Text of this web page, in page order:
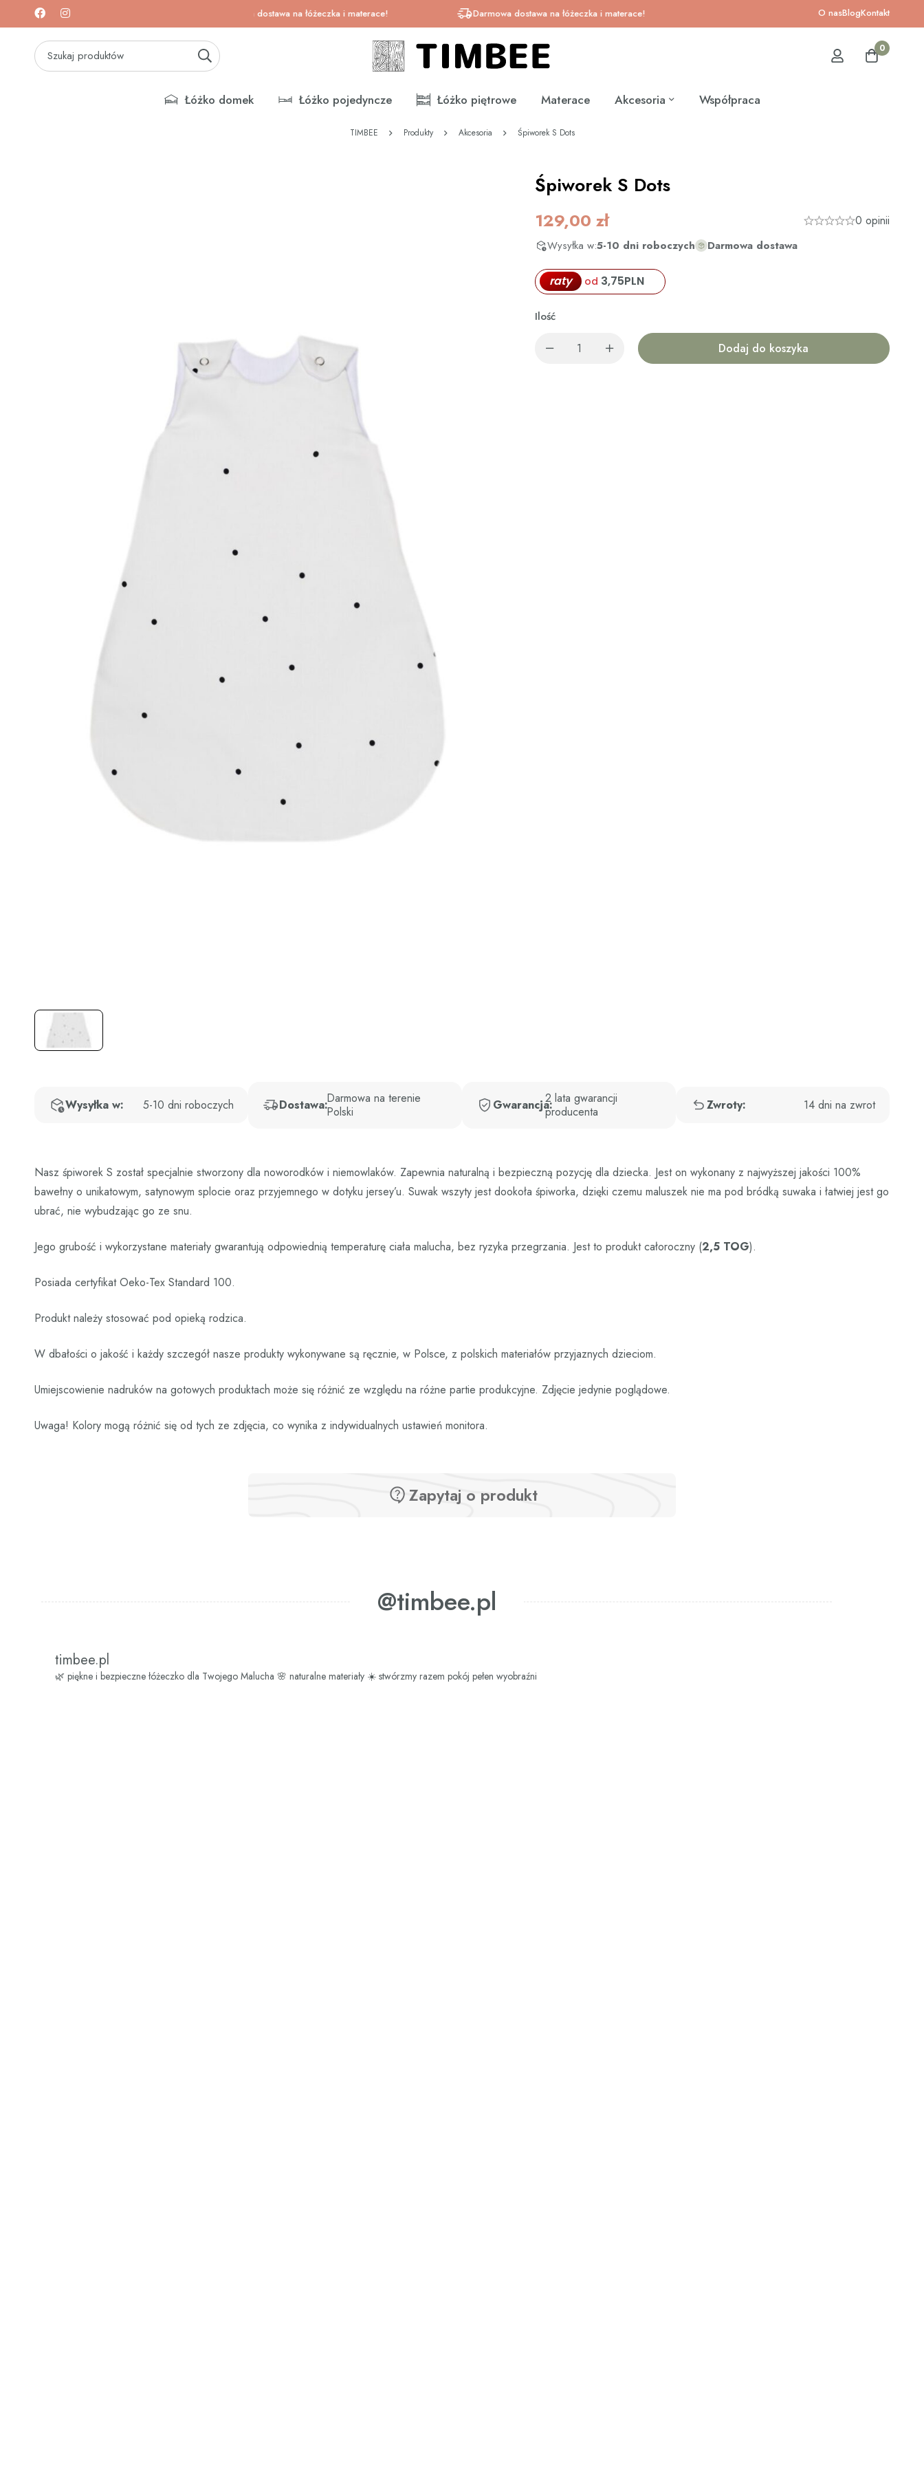
na łóżeczka i materace! Darmowa dostawa na łóżeczka i materace! Darmowa dostawa na łóżeczka i materace! O nasBlogKontakt
0
Łóżko domek Łóżko pojedyncze Łóżko piętrowe Materace Akcesoria Współpraca
TIMBEE Produkty Akcesoria Śpiworek S Dots
Śpiworek S Dots
129,00 zł 0 opinii
Wysyłka w:5-10 dni roboczych Darmowa dostawa
raty od 3,75PLN
Ilość
Dodaj do koszyka
Wysyłka w: 5-10 dni roboczych Dostawa:Darmowa na terenie
Polski
Gwarancja:2 lata gwarancji
producenta
Zwroty: 14 dni na zwrot
Nasz śpiworek S został specjalnie stworzony dla noworodków i niemowlaków. Zapewnia naturalną i bezpieczną pozycję dla dziecka. Jest on wykonany z najwyższej jakości 100%
bawełny o unikatowym, satynowym splocie oraz przyjemnego w dotyku jersey’u. Suwak wszyty jest dookoła śpiworka, dzięki czemu maluszek nie ma pod bródką suwaka i łatwiej jest go
ubrać, nie wybudzając go ze snu.
Jego grubość i wykorzystane materiały gwarantują odpowiednią temperaturę ciała malucha, bez ryzyka przegrzania. Jest to produkt całoroczny (2,5 TOG).
Posiada certyfikat Oeko-Tex Standard 100.
Produkt należy stosować pod opieką rodzica.
W dbałości o jakość i każdy szczegół nasze produkty wykonywane są ręcznie, w Polsce, z polskich materiałów przyjaznych dzieciom.
Umiejscowienie nadruków na gotowych produktach może się różnić ze względu na różne partie produkcyjne. Zdjęcie jedynie poglądowe.
Uwaga! Kolory mogą różnić się od tych ze zdjęcia, co wynika z indywidualnych ustawień monitora.
Zapytaj o produkt
@timbee.pl
timbee.pl
🌿 piękne i bezpieczne łóżeczko dla Twojego Malucha 🌸 naturalne materiały ☀️ stwórzmy razem pokój pełen wyobraźni